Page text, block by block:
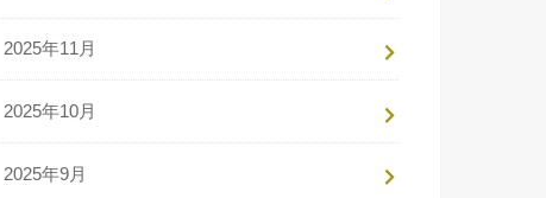
2025年11月
2025年10月
2025年9月